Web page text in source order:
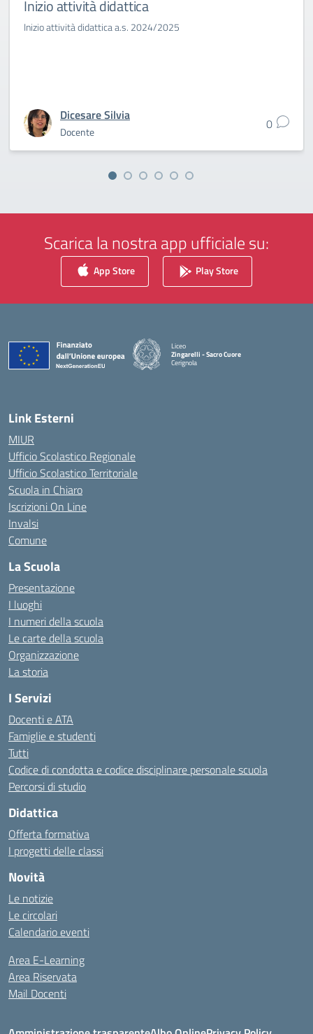
Inizio attività didattica
Inizio attività didattica a.s. 2024/2025
Dicesare Silvia
Docente 0
Scarica la nostra app ufficiale su:
App Store Play Store
Liceo
Zingarelli - Sacro Cuore
Cerignola
— Visita la pagina iniziale della scuola
Link Esterni
MIUR
Ufficio Scolastico Regionale
Ufficio Scolastico Territoriale
Scuola in Chiaro
Iscrizioni On Line
Invalsi
Comune
La Scuola
Presentazione
I luoghi
I numeri della scuola
Le carte della scuola
Organizzazione
La storia
I Servizi
Docenti e ATA
Famiglie e studenti
Tutti
Codice di condotta e codice disciplinare personale scuola
Percorsi di studio
Didattica
Offerta formativa
I progetti delle classi
Novità
Le notizie
Le circolari
Calendario eventi
Area E-Learning
Area Riservata
Mail Docenti